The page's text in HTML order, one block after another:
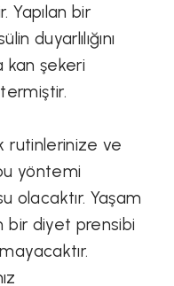
Yapılan bir
duyarlılığını
kan şekeri
rutinlerinize ve
yöntemi
olacaktır. Yaşam
bir diyet prensibi